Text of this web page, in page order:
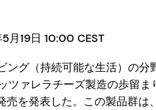
月19日 10:00 CEST
ング（持続可能な生活）の
ツァレラチーズ製造の歩留
売を発表した。この製品群は